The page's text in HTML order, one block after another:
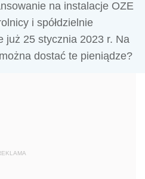
na instalacje OZE
i spółdzielnie
już 25 stycznia 2023 r. Na
dostać te pieniądze?